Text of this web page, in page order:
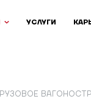
УСЛУГИ